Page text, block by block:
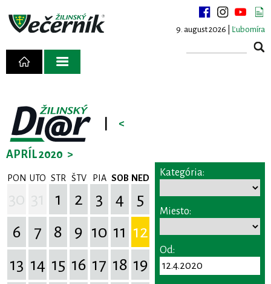
9. august 2026 | Ľubomíra
<
APRÍL 2020 >
PON UTO STR ŠTV PIA SOB NED
1 2 3 4
5
6
7 8 9 10 11 12
13 14 15 16 17 18 19
Kategória:
Miesto:
Od: